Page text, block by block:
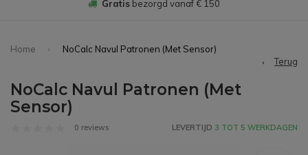
Gratis bezorgd vanaf € 150
Home
NoCalc Navul Patronen (Met Sensor)
Terug
NoCalc Navul Patronen (Met
Sensor)
0 reviews LEVERTIJD 3 TOT 5 WERKDAGEN